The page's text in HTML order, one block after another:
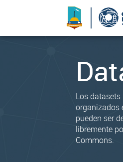
Los
organizados
pueden ser
libremente
Commons.